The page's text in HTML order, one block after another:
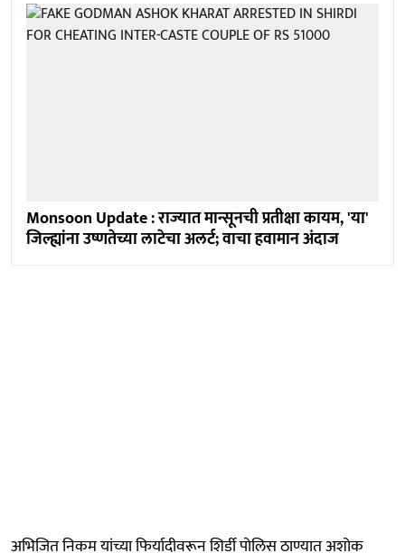
Monsoon Update : राज्यात मान्सूनची प्रतीक्षा कायम, 'या'
जिल्ह्यांना उष्णतेच्या लाटेचा अलर्ट; वाचा हवामान अंदाज
अभिजित निकम यांच्या फिर्यादीवरून शिर्डी पोलिस ठाण्यात अशोक